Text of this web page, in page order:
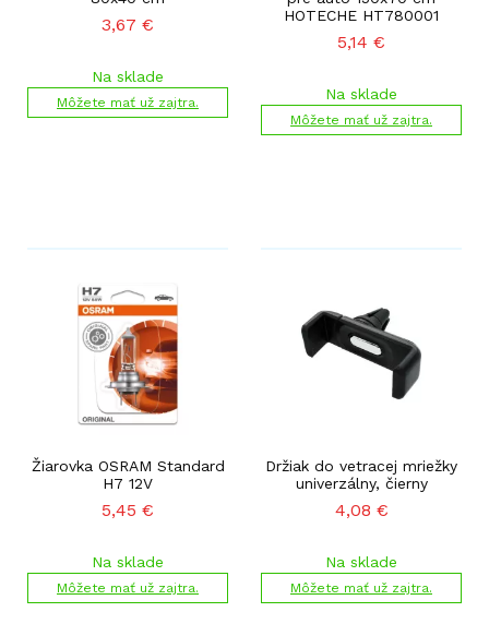
3,67 €
Na sklade
Môžete mať už zajtra.
HOTECHE HT780001
5,14 €
Na sklade
Môžete mať už zajtra.
Žiarovka OSRAM Standard
H7 12V
5,45 €
Na sklade
Môžete mať už zajtra.
Držiak do vetracej mriežky
univerzálny, čierny
4,08 €
Na sklade
Môžete mať už zajtra.